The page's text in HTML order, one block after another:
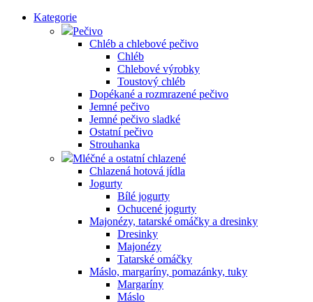
Kategorie
Pečivo
Chléb a chlebové pečivo
Chléb
Chlebové výrobky
Toustový chléb
Dopékané a rozmrazené pečivo
Jemné pečivo
Jemné pečivo sladké
Ostatní pečivo
Strouhanka
Mléčné a ostatní chlazené
Chlazená hotová jídla
Jogurty
Bílé jogurty
Ochucené jogurty
Majonézy, tatarské omáčky a dresinky
Dresinky
Majonézy
Tatarské omáčky
Máslo, margaríny, pomazánky, tuky
Margaríny
Máslo